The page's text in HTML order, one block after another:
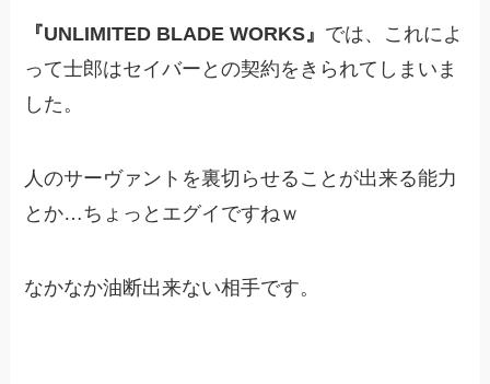
『UNLIMITED BLADE WORKS』 では、これによ
って士郎はセイバーとの契約をきられてしまいま
した。
人のサーヴァントを裏切らせることが出来る能力
とか…ちょっとエグイですねｗ
なかなか油断出来ない相手です。